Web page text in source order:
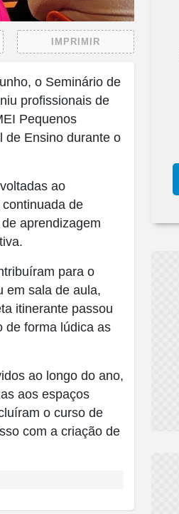
IMPRIMIR
o Seminário de
profissionais de
Pequenos
de Ensino durante o
ao
de
aprendizagem
para o
em sala de aula,
itinerante passou
de forma lúdica as
ao longo do ano,
aos espaços
o curso de
com a criação de